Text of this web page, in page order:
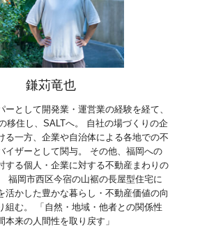
鎌苅竜也
ーとして開発業・運営業の経験を経て、
移住し、SALTへ。 自社の場づくりの企
る一方、企業や自治体による各地での不
イザーとして関与。 その他、福岡への
する個人・企業に対する不動産まわりの
福岡市西区今宿の山裾の長屋型住宅に
活かした豊かな暮らし・不動産価値の向
組む。 「自然・地域・他者との関係性
本来の人間性を取り戻す」